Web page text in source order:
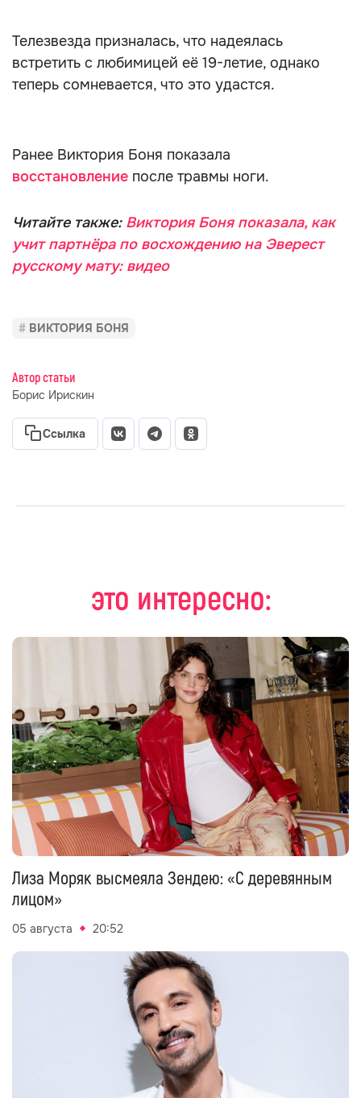
Телезвезда призналась, что надеялась
встретить с любимицей её 19-летие, однако
теперь сомневается, что это удастся.
Ранее Виктория Боня показала
восстановление после травмы ноги.
Читайте также: Виктория Боня показала, как
учит партнёра по восхождению на Эверест
русскому мату: видео
ВИКТОРИЯ БОНЯ
Автор статьи
Борис Ирискин
Ссылка
это интересно:
Лиза Моряк высмеяла Зендею: «С деревянным
лицом»
05 августа 20:52